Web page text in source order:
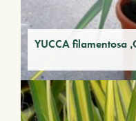
YUCCA filamentosa